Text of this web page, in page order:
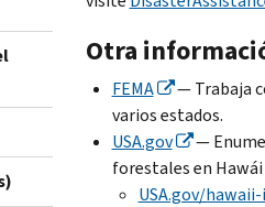
Otra
FEMA
— Trabaja
varios estados.
USA.gov
—
forestales en Hawái
USA.gov/